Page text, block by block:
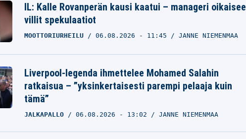
VILLE HIRVONEN
24.02.2026
- 17:53 VILLE HIRVONEN
IL: Kalle Rovanperän kausi kaatui – manageri oikaisee
villit spekulaatiot
MOOTTORIURHEILU 06.08.2026 - 11:45 JANNE NIEMENMAA
Liverpool-legenda ihmettelee Mohamed Salahin
ratkaisua – ”yksinkertaisesti parempi pelaaja kuin
tämä”
JALKAPALLO 06.08.2026 - 13:02 JANNE NIEMENMAA